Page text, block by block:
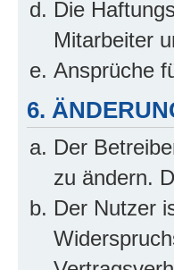
Die
Mitarbeiter
Ansprüche
6.
Der
zu ändern.
Der Nutzer